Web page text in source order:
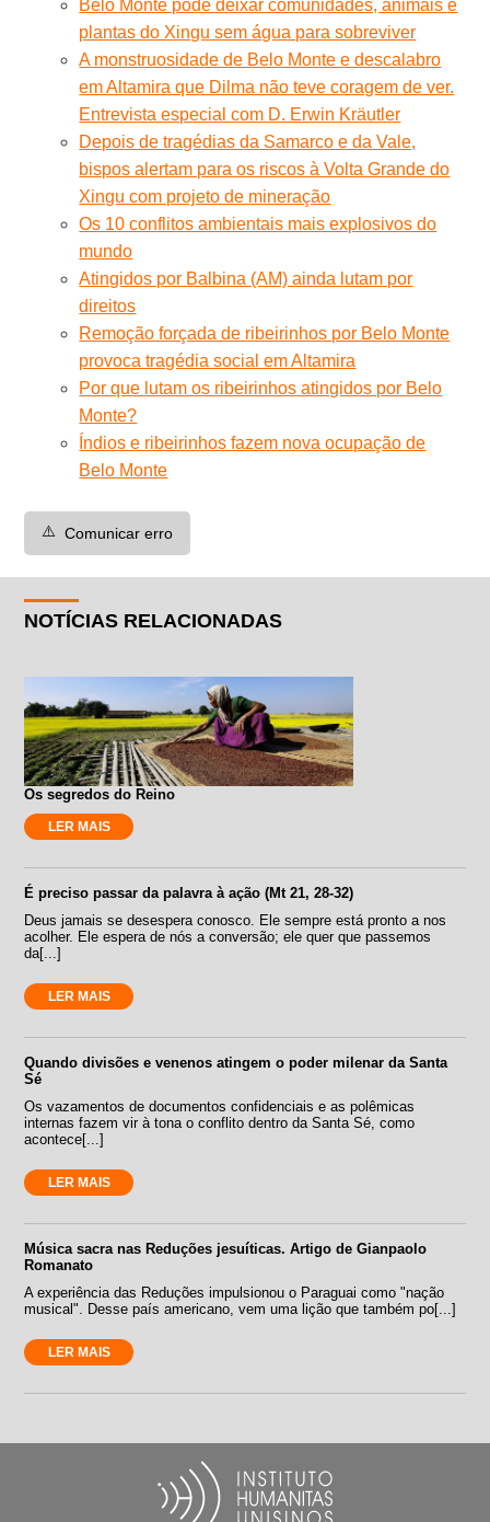
Belo Monte pode deixar comunidades, animais e
plantas do Xingu sem água para sobreviver
A monstruosidade de Belo Monte e descalabro
em Altamira que Dilma não teve coragem de ver.
Entrevista especial com D. Erwin Kräutler
Depois de tragédias da Samarco e da Vale,
bispos alertam para os riscos à Volta Grande do
Xingu com projeto de mineração
Os 10 conflitos ambientais mais explosivos do
mundo
Atingidos por Balbina (AM) ainda lutam por
direitos
Remoção forçada de ribeirinhos por Belo Monte
provoca tragédia social em Altamira
Por que lutam os ribeirinhos atingidos por Belo
Monte?
Índios e ribeirinhos fazem nova ocupação de
Belo Monte
⚠️ Comunicar erro
NOTÍCIAS RELACIONADAS
Os segredos do Reino
LER MAIS
É preciso passar da palavra à ação (Mt 21, 28-32)
Deus jamais se desespera conosco. Ele sempre está pronto a nos
acolher. Ele espera de nós a conversão; ele quer que passemos
da[...]
LER MAIS
Quando divisões e venenos atingem o poder milenar da Santa
Sé
Os vazamentos de documentos confidenciais e as polêmicas
internas fazem vir à tona o conflito dentro da Santa Sé, como
acontece[...]
LER MAIS
Música sacra nas Reduções jesuíticas. Artigo de Gianpaolo
Romanato
A experiência das Reduções impulsionou o Paraguai como "nação
musical". Desse país americano, vem uma lição que também po[...]
LER MAIS